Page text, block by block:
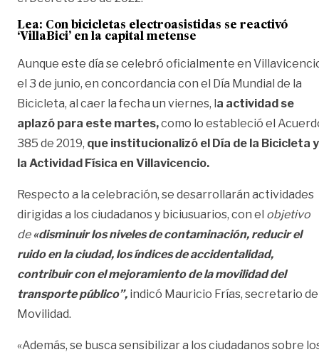
Lea: Con bicicletas electroasistidas se reactivó
‘VillaBici’ en la capital metense
Aunque este día se celebró oficialmente en
el 3 de junio, en concordancia con el Día Mundial de la
Bicicleta, al caer la fecha un viernes, la actividad se
aplazó para este martes,como lo estableció el
385 de 2019, que institucionalizó el Día de la Bicicleta y
la Actividad Física en Villavicencio.
Respecto a la celebración, se desarrollarán actividades
dirigidas a los ciudadanos y biciusuarios, con el objetivo
de«disminuir los niveles de contaminación, reducir el
ruido en la ciudad, los índices de accidentalidad,
contribuir con el mejoramiento de la movilidad del
transporte público”, indicó Mauricio Frías, secretario de
Movilidad.
«Además, se busca sensibilizar a los ciudadanos sobre